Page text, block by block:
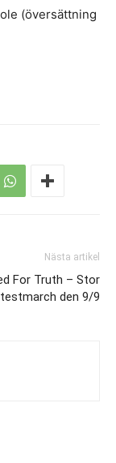
(översättning
Nästa artikel
For Truth – Stor
den 9/9